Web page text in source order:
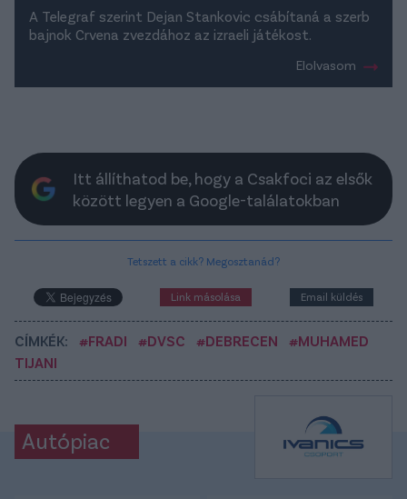
A Telegraf szerint Dejan Stankovic csábítaná a szerb
bajnok Crvena zvezdához az izraeli játékost.
Elolvasom
Itt állíthatod be, hogy a Csakfoci az elsők
között legyen a Google-találatokban
Tetszett a cikk? Megosztanád?
Link másolása Email küldés
CÍMKÉK: #FRADI #DVSC #DEBRECEN
#MUHAMED
TIJANI
Autópiac